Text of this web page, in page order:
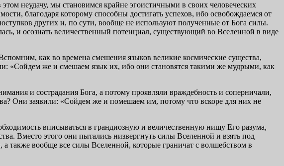
неудачу, мы становимся крайне эгоистичными в своих человеческих
благодаря которому способны достигать успехов, ибо освобождаемся от
других и, по сути, вообще не используют полученные от Бога силы.
и осознать величественный потенциал, существующий во Вселенной в виде
как во времена смешения языков великие космические существа,
«Сойдем же и смешаем язык их, ибо они становятся такими же мудрыми, как
и сострадания Бога, а потому проявляли враждебность и соперничали,
Они заявили: «Сойдем же и помешаем им, потому что вскоре для них не
вписываться в грандиозную и величественную нишу Его разума,
Вместо этого они пытались низвергнуть силы Вселенной и взять под
также вообще все силы Вселенной, которые граничат с волшебством в